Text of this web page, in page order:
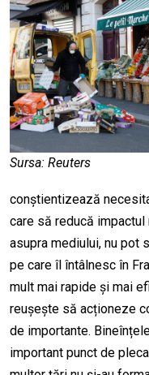
Sursa: Reuters
conștientizează
care să reducă
asupra mediului, nu pot
pe care îl întâlnesc în
mult mai rapide și mai
reușește să acționeze
de importante.
important punct de